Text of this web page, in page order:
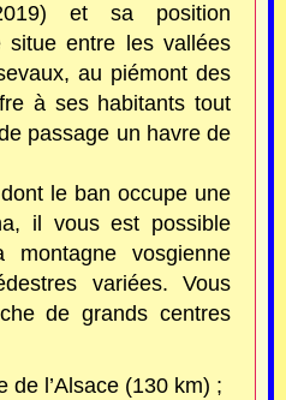
et sa position
situe entre les vallées
au piémont des
à ses habitants tout
passage un havre de
le ban occupe une
il vous est possible
montagne vosgienne
variées. Vous
de grands centres
de l’Alsace (130 km) ;